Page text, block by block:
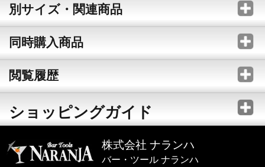
別サイズ・関連商品
同時購入商品
閲覧履歴
ショッピングガイド
株式会社 ナランハ
バー・ツール ナランハ